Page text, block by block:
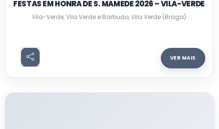
FESTAS EM HONRA DE S. MAMEDE 2026 – VILA-VERDE
Vila-Verde, Vila Verde e Barbudo, Vila Verde (Braga)
VER MAIS